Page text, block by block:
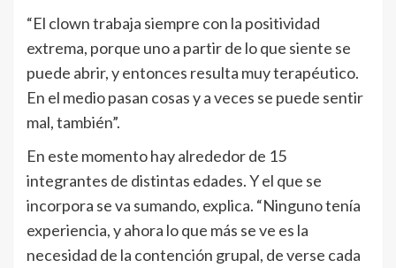
“El clown trabaja siempre con la positividad
extrema, porque uno a partir de lo que siente se
puede abrir, y entonces resulta muy terapéutico.
En el medio pasan cosas y a veces se puede sentir
mal, también”.
En este momento hay alrededor de 15
integrantes de distintas edades. Y el que se
incorpora se va sumando, explica. “Ninguno tenía
experiencia, y ahora lo que más se ve es la
necesidad de la contención grupal, de verse cada